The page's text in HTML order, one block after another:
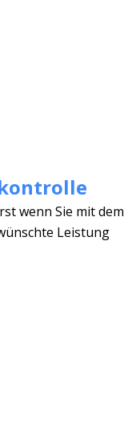
wenn Sie mit dem
Leistung